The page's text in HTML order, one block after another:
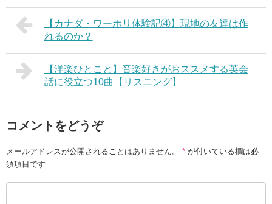
【カナダ・ワーホリ体験記④】現地の友達は作
れるのか？
【洋楽ひとこと】音楽好きがおススメする英会
話に役立つ10曲【リスニング】
コメントをどうぞ
メールアドレスが公開されることはありません。 * が付いている欄は必
須項目です